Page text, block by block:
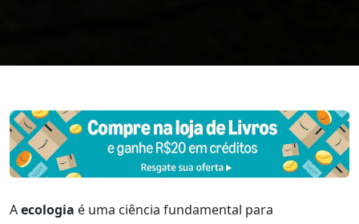
Aecologia é uma ciência fundamental para